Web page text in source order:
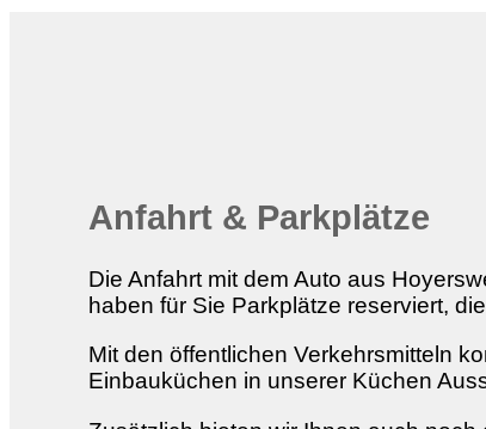
Anfahrt & Parkplätze
Die Anfahrt mit dem Auto aus
haben für Sie Parkplätze reserviert,
Mit den öffentlichen Verkehrsmitteln
Einbauküchen in unserer Küchen